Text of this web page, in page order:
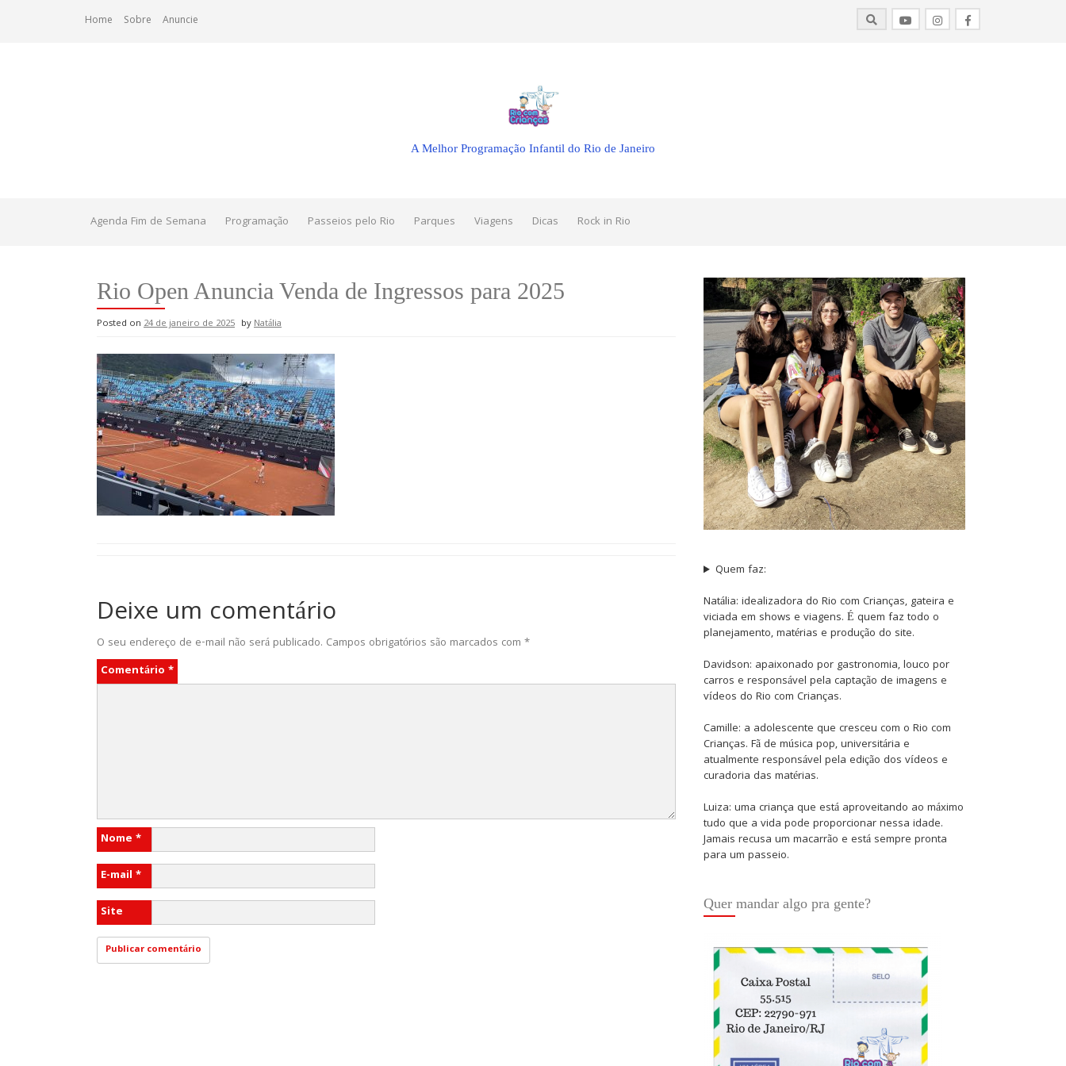
Home Sobre Anuncie
A Melhor Programação Infantil do Rio de Janeiro
Agenda Fim de Semana Programação Passeios pelo Rio Parques Viagens Dicas Rock in Rio
Rio Open Anuncia Venda de Ingressos para 2025
Posted on 24 de janeiro de 2025 byNatália
Deixe um comentário
O seu endereço de e-mail não será publicado. Campos obrigatórios são marcados com *
Comentário *
Nome *
E-mail *
Site
Quem faz:
Natália: idealizadora do Rio com Crianças, gateira e
viciada em shows e viagens. É quem faz todo o
planejamento, matérias e produção do site.
Davidson: apaixonado por gastronomia, louco por
carros e responsável pela captação de imagens e
vídeos do Rio com Crianças.
Camille: a adolescente que cresceu com o Rio com
Crianças. Fã de música pop, universitária e
atualmente responsável pela edição dos vídeos e
curadoria das matérias.
Luiza: uma criança que está aproveitando ao máximo
tudo que a vida pode proporcionar nessa idade.
Jamais recusa um macarrão e está sempre pronta
para um passeio.
Quer mandar algo pra gente?